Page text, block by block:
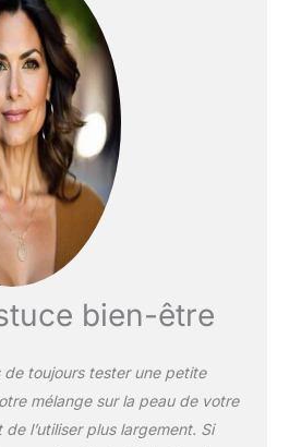
bien-être
de toujours tester une petite
mélange sur la peau de votre
l’utiliser plus largement. Si